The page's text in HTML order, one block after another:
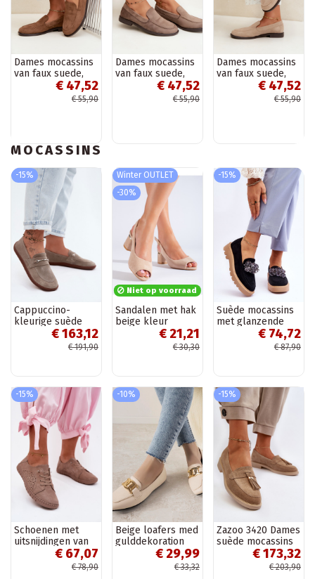
Dames mocassins
van faux suede,
bruin Laisie€ 47,52
€ 55,90
Dames mocassins
van faux suede,
kleikleur Laisie
€ 47,52
€ 55,90
Dames mocassins
van faux suede,
zandkleur Laisie
€ 47,52
€ 55,90
MOCASSINS
-15%
Cappuccino-
kleurige suède
mocassins
Barefoot Zazoo
€ 163,12
€ 191,90
Winter OUTLET
-30%
Niet op voorraad
Sandalen met hak
beige kleur
€ 21,21
€ 30,30
-15%
Suède mocassins
met glanzende
oogjes in de kleur
zwart Demeris
€ 74,72
€ 87,90
-15%
Schoenen met
uitsnijdingen van
faux suede in
zandkleur Flaria
€ 67,07
€ 78,90
-10%
Beige loafers med
gulddekoration
€ 29,99
€ 33,32
-15%
Zazoo 3420 Dames
suède mocassins
met brede hakken
€ 173,32
€ 203,90